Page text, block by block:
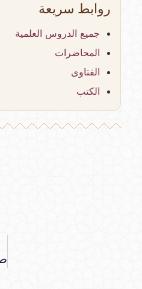
روابط سريعة
جميع الدروس العلمية
المحاضرات
الفتاوى
الكتب